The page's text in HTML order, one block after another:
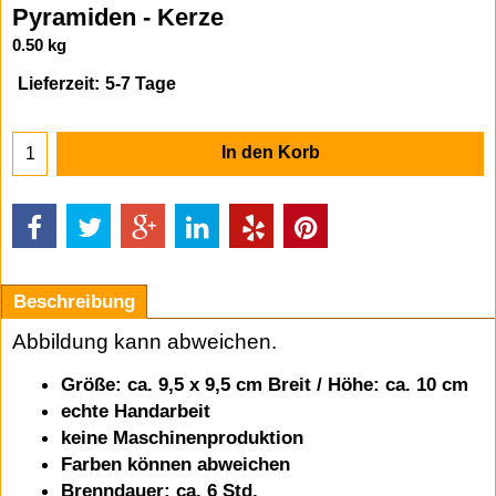
Pyramiden - Kerze
0.50 kg
Lieferzeit: 5-7 Tage
In den Korb
Beschreibung
Abbildung kann abweichen.
Größe: ca. 9,5 x 9,5 cm Breit / Höhe: ca. 10 cm
echte Handarbeit
keine Maschinenproduktion
Farben können abweichen
Brenndauer: ca. 6 Std.